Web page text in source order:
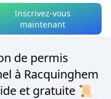
Inscrivez-vous
maintenant
de permis
à Racquinghem
et gratuite 📜